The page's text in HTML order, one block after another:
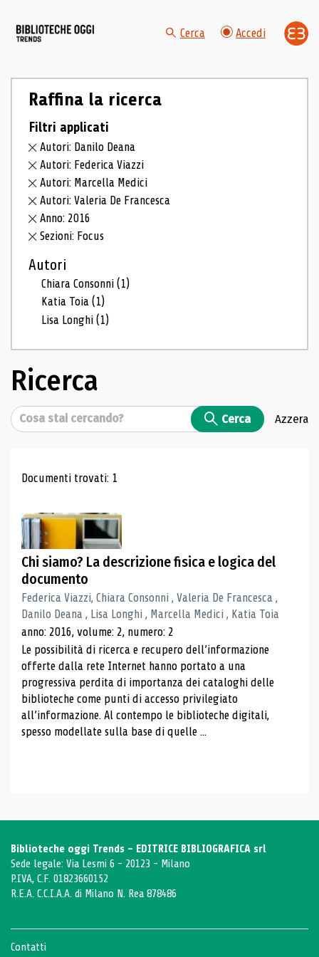
Cerca Accedi
Raffina la ricerca
Filtri applicati
Autori: Danilo Deana
Autori: Federica Viazzi
Autori: Marcella Medici
Autori: Valeria De Francesca
Anno: 2016
Sezioni: Focus
Autori
Chiara Consonni(1)
Katia Toia(1)
Lisa Longhi(1)
Ricerca
Cerca Cerca Azzera
Risultati di ricerca
Documenti trovati: 1
Chi siamo? La descrizione fisica e logica del
documento
Federica Viazzi, Chiara Consonni , Valeria De Francesca ,
Danilo Deana , Lisa Longhi , Marcella Medici , Katia Toia
anno: 2016, volume: 2, numero: 2
Le possibilità di ricerca e recupero dell’informazione
offerte dalla rete Internet hanno portato a una
progressiva perdita di importanza dei cataloghi delle
biblioteche come punti di accesso privilegiato
all’informazione. Al contempo le biblioteche digitali,
spesso modellate sulla base di quelle ...
Biblioteche oggi Trends - EDITRICE BIBLIOGRAFICA srl
Sede legale: Via Lesmi 6 - 20123 - Milano
P.IVA, C.F. 01823660152
R.E.A. C.C.I.A.A. di Milano N. Rea 878486
Contatti